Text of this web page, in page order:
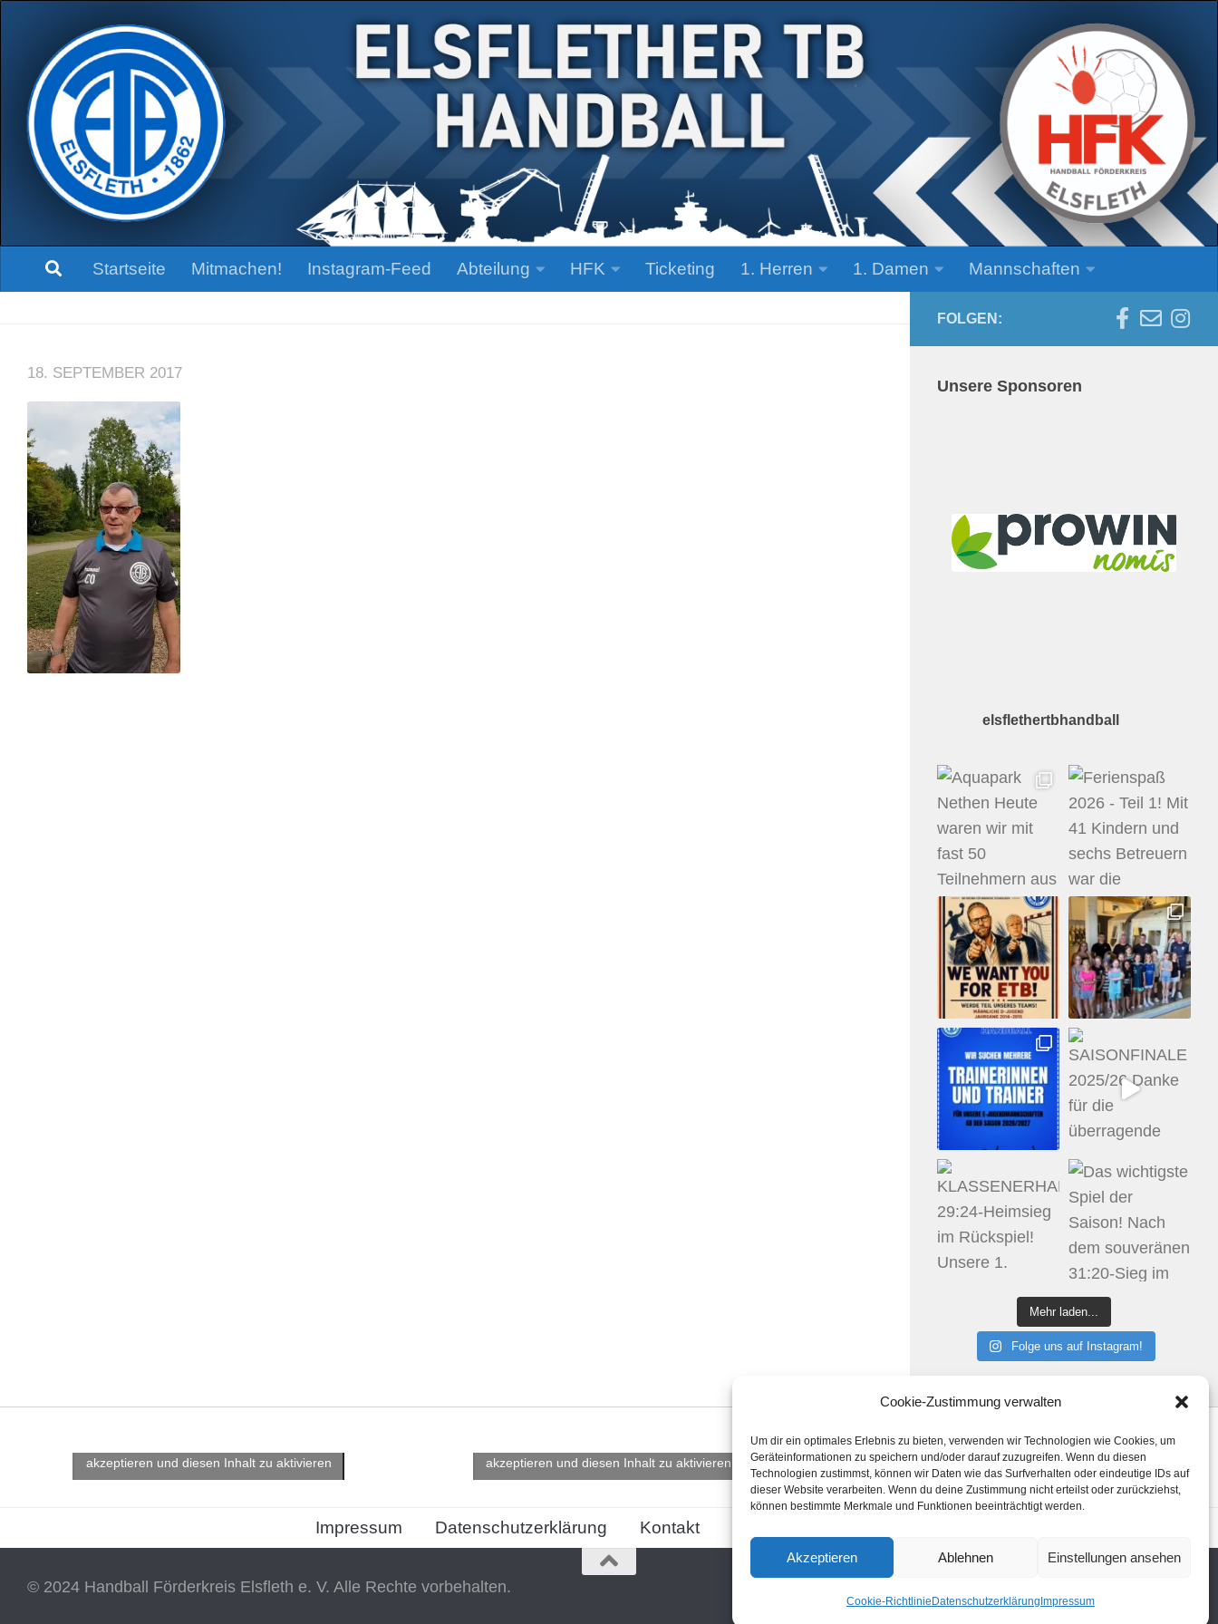
Cookie-Zustimmung verwalten
Um dir ein optimales Erlebnis zu bieten, verwenden wir Technologien wie Cookies, um
Geräteinformationen zu speichern und/oder darauf zuzugreifen. Wenn du diesen
Technologien zustimmst, können wir Daten wie das Surfverhalten oder eindeutige IDs auf
dieser Website verarbeiten. Wenn du deine Zustimmung nicht erteilst oder zurückziehst,
können bestimmte Merkmale und Funktionen beeinträchtigt werden.
Akzeptieren Ablehnen Einstellungen ansehen
Cookie-Richtlinie Datenschutzerklärung Impressum
Zum Inhalt springen
Startseite Mitmachen! Instagram-Feed Abteilung HFK Ticketing 1. Herren 1. Damen Mannschaften
18. SEPTEMBER 2017
FOLGEN:
Unsere Sponsoren
elsflethertbhandball
Mehr laden...
Folge uns auf Instagram!
akzeptieren und diesen Inhalt zu aktivieren
akzeptieren und diesen Inhalt zu aktivieren
Klicke hier, um Marketing-Cookies zu
akzeptieren und diesen Inhalt zu aktivieren
Impressum Datenschutzerklärung Kontakt
© 2024 Handball Förderkreis Elsfleth e. V. Alle Rechte vorbehalten.